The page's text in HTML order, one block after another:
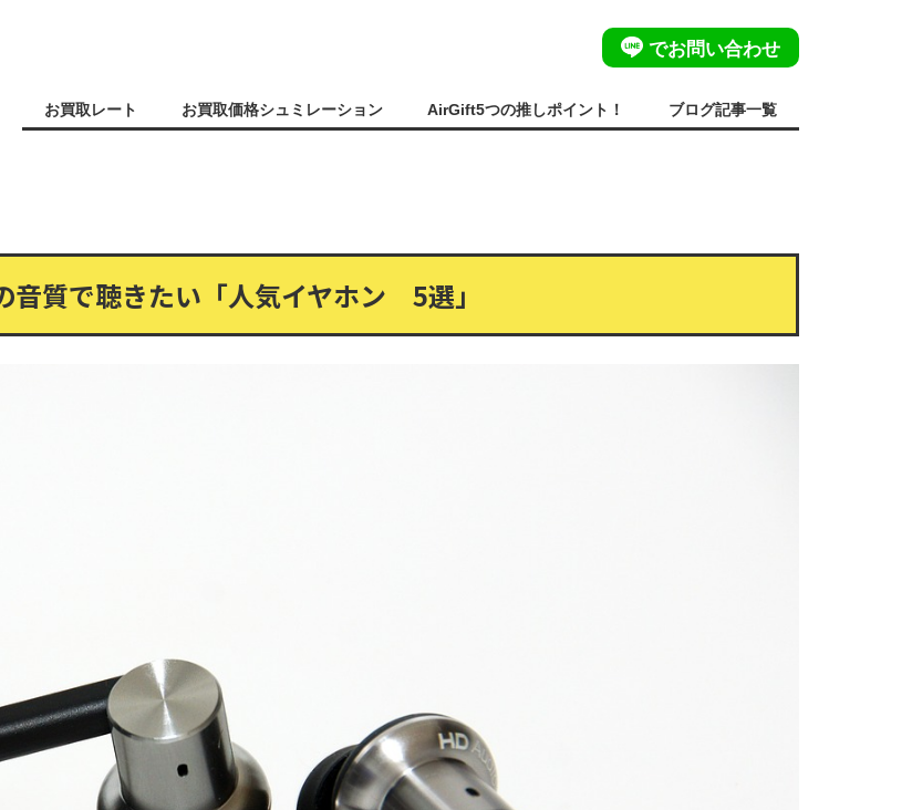
お買取レート お買取価格シュミレーション AirGift5つの推しポイント！ ブログ記事一覧
でお問い合わせ
音質で聴きたい「人気イヤホン 5選」